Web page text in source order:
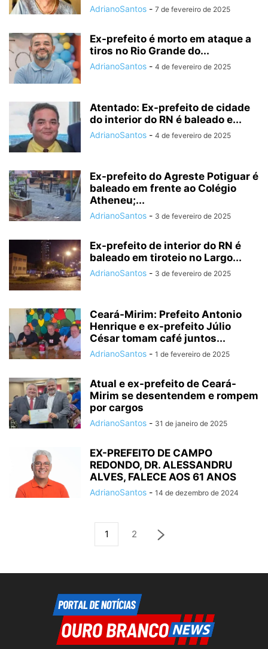
AdrianoSantos - 7 de fevereiro de 2025
Ex-prefeito é morto em ataque a
tiros no Rio Grande do...
AdrianoSantos - 4 de fevereiro de 2025
Atentado: Ex-prefeito de cidade
do interior do RN é baleado e...
AdrianoSantos - 4 de fevereiro de 2025
Ex-prefeito do Agreste Potiguar é
baleado em frente ao Colégio
Atheneu;...
AdrianoSantos - 3 de fevereiro de 2025
Ex-prefeito de interior do RN é
baleado em tiroteio no Largo...
AdrianoSantos - 3 de fevereiro de 2025
Ceará-Mirim: Prefeito Antonio
Henrique e ex-prefeito Júlio
César tomam café juntos...
AdrianoSantos - 1 de fevereiro de 2025
Atual e ex-prefeito de Ceará-
Mirim se desentendem e rompem
por cargos
AdrianoSantos - 31 de janeiro de 2025
EX-PREFEITO DE CAMPO
REDONDO, DR. ALESSANDRU
ALVES, FALECE AOS 61 ANOS
AdrianoSantos - 14 de dezembro de 2024
1 2